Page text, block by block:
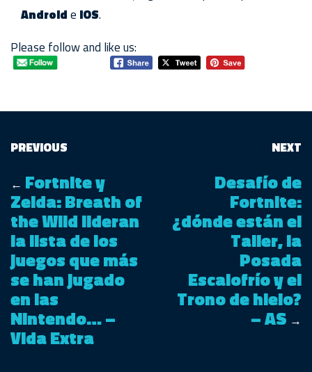
Androide iOS.
Please follow and like us:
PREVIOUS
← Fortnite y
Zelda: Breath of
the Wild lideran
la lista de los
juegos que más
se han jugado
en las
Nintendo… –
Vida Extra
NEXT
Desafío de
Fortnite:
¿dónde están el
Taller, la
Posada
Escalofrío y el
Trono de hielo?
– AS →